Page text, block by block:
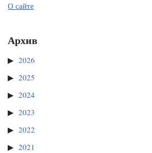
О сайте
Архив
2026
2025
2024
2023
2022
2021